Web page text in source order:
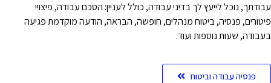
לייעץ לך בדיני עבודה, כולל לעניין: הסכם עבודה, פיצויי
ביטוח מנהלים, חופשה, הבראה, הודעה מוקדמת פגיעה
נוספות ועוד.
וביטוח